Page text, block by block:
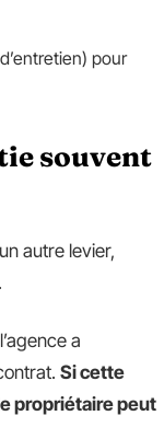
pour
souvent
autre levier,
a
Si cette
propriétaire peut